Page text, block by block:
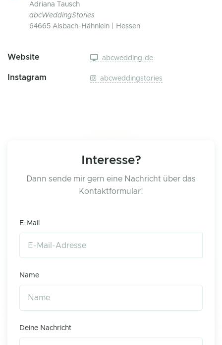
Adriana Tausch
abcWeddingStories
64665 Alsbach-Hähnlein | Hessen
Website abcwedding.de
Instagram abcweddingstories
Interesse?
Dann sende mir gern eine Nachricht über das
Kontaktformular!
E-Mail
Name
Deine Nachricht